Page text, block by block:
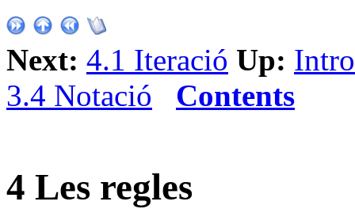
Next: 4.1 Iteració Up:
3.4 Notació
Contents
4 Les regles